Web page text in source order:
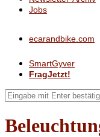
Jobs
ecarandbike.com
SmartGyver
FragJetzt!